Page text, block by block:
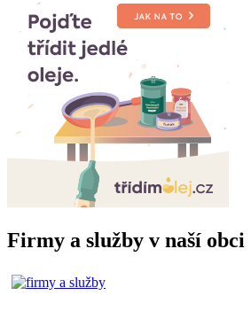
Firmy a služby v naší obci